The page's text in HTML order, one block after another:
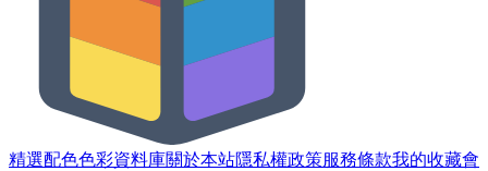
精選配色色彩資料庫關於本站隱私權政策服務條款我的收藏會